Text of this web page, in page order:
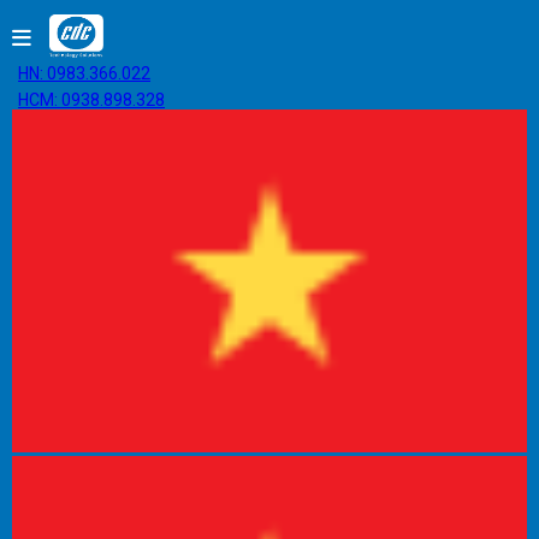
HN: 0983.366.022
HCM: 0938.898.328